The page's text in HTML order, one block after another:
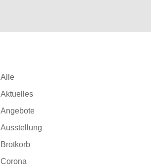
Alle
Aktuelles
Angebote
Ausstellung
Brotkorb
Corona